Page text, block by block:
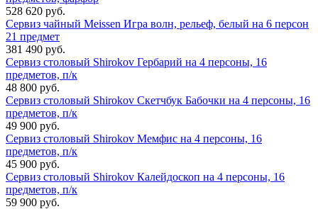
528 620 руб.
Сервиз чайный Meissen Игра волн, рельеф, белый на 6 персон
21 предмет
381 490 руб.
Сервиз столовый Shirokov Гербарий на 4 персоны, 16
предметов, п/к
48 800 руб.
Сервиз столовый Shirokov Скетчбук Бабочки на 4 персоны, 16
предметов, п/к
49 900 руб.
Сервиз столовый Shirokov Мемфис на 4 персоны, 16
предметов, п/к
45 900 руб.
Сервиз столовый Shirokov Калейдоскоп на 4 персоны, 16
предметов, п/к
59 900 руб.